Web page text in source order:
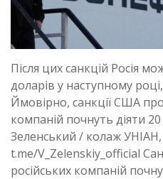
Після цих санкцій Росія
доларів у наступному
Ймовірно, санкції США
компаній почнуть діяти
Зеленський / колаж УНІАН,
t.me/V_Zelenskiy_official
російських компаній